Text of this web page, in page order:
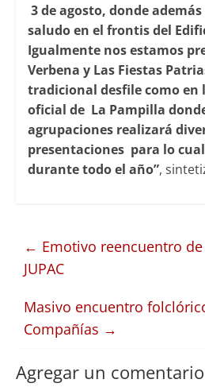
3 de agosto, donde
saludo en el frontis del
Igualmente nos estamos
Verbena y Las Fiestas
tradicional desfile como en
oficial de La Pampilla
agrupaciones realizará
presentaciones para lo
durante todo el año”,
← Emotivo reencuentro
JUPAC
Masivo encuentro
Compañías →
Agregar un comentario